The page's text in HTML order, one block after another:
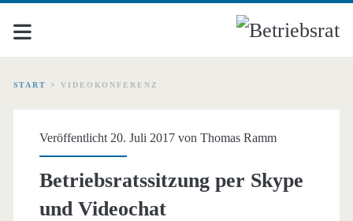
START > VIDEOKONFERENZ
Schlagwort:
Veröffentlicht 20. Juli 2017 von Thomas Ramm
Betriebsratssitzung per Skype
und Videochat